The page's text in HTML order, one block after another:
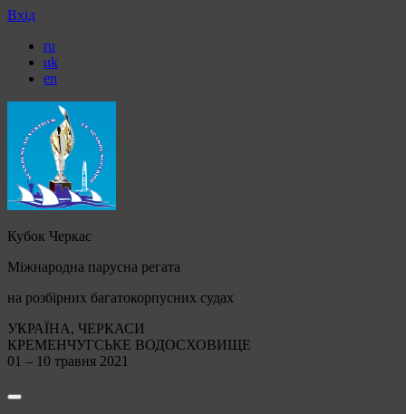
Вхід
ru
uk
en
Кубок Черкас
Міжнародна парусна регата
на розбірних багатокорпусних судах
УКРАЇНА, ЧЕРКАСИ
КРЕМЕНЧУГСЬКЕ ВОДОСХОВИЩЕ
01 – 10 травня 2021